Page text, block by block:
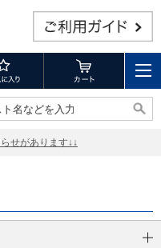
名などを入力
名などを入力
せがあります↓↓